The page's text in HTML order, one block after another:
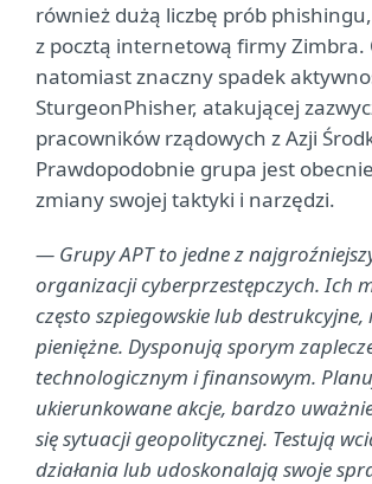
również dużą liczbę prób
z pocztą internetową firmy
natomiast znaczny spadek
SturgeonPhisher, atakującej
pracowników rządowych z Azji
Prawdopodobnie grupa jest
zmiany swojej taktyki i narzędzi.
— Grupy APT to jedne z
organizacji cyberprzestępczych. Ich
często szpiegowskie lub destrukcyjne,
pieniężne. Dysponują sporym
technologicznym i finansowym.
ukierunkowane akcje, bardzo
się sytuacji geopolitycznej. Testują
działania lub udoskonalają swoje